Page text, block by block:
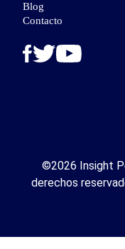
Blog
Contacto
©2026 Insight
derechos